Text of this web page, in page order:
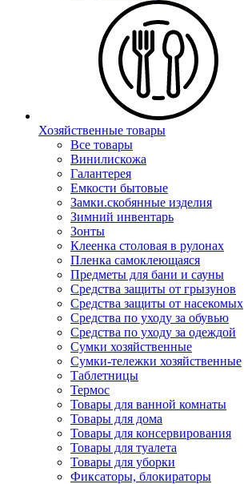
Хозяйственные товары
Все товары
Винилискожа
Галантерея
Емкости бытовые
Замки.скобянные изделия
Зимний инвентарь
Зонты
Клеенка столовая в рулонах
Пленка самоклеющаяся
Предметы для бани и сауны
Средства защиты от грызунов
Средства защиты от насекомых
Средства по уходу за обувью
Средства по уходу за одеждой
Сумки хозяйственные
Сумки-тележки хозяйственные
Таблетницы
Термос
Товары для ванной комнаты
Товары для дома
Товары для консервирования
Товары для туалета
Товары для уборки
Фиксаторы, блокираторы